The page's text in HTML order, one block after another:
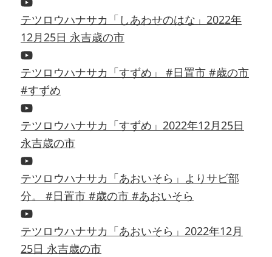
テツロウハナサカ「しあわせのはな」2022年
12月25日 永吉歳の市
テツロウハナサカ「すずめ」 #日置市 #歳の市
#すずめ
テツロウハナサカ「すずめ」2022年12月25日
永吉歳の市
テツロウハナサカ「あおいそら」よりサビ部
分。 #日置市 #歳の市 #あおいそら
テツロウハナサカ「あおいそら」2022年12月
25日 永吉歳の市